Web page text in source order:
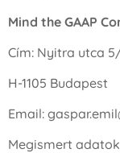
Mind the GAAP
Cím: Nyitra utca
H-1105 Budapest
Email:
Megismert